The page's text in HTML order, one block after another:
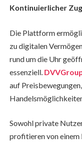
Kontinuierlicher
Die Plattform
zu digitalen
rund um die Uhr
essenziell.
auf
Sowohl private
profitieren von einem